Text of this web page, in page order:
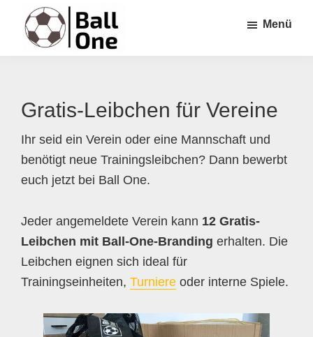
Inhalt
springen
Seitenspalte
springen
Fußzeile
springen
Menü
Gratis-Leibchen für Vereine
Ihr seid ein Verein oder eine Mannschaft und
benötigt neue Trainingsleibchen? Dann bewerbt
euch jetzt bei Ball One.
Jeder angemeldete Verein kann 12 Gratis-
Leibchen mit Ball-One-Branding erhalten. Die
Leibchen eignen sich ideal für
Trainingseinheiten, Turniere oder interne Spiele.